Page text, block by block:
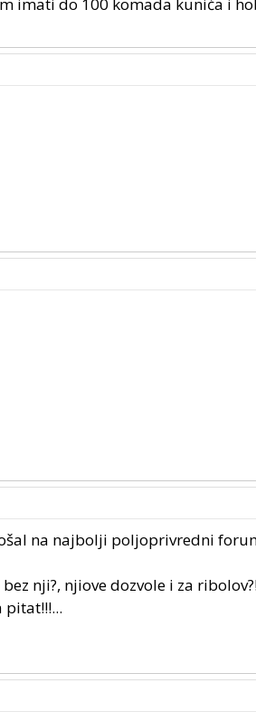
na najbolji poljoprivredni
nji?, njiove dozvole i za
pitat!!!...